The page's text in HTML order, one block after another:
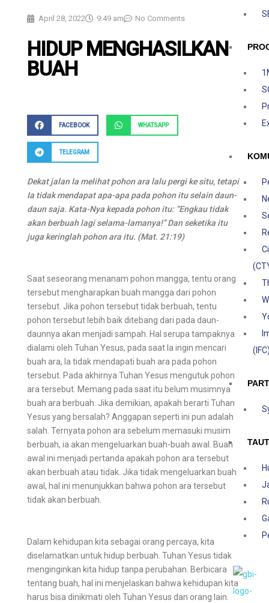
April 28, 2022 9:49 am No Comments
HIDUP MENGHASILKAN
BUAH
FACEBOOK WHATSAPP
TELEGRAM
Dekat jalan Ia melihat pohon ara lalu pergi ke situ, tetapi
Ia tidak mendapat apa-apa pada pohon itu selain daun-
daun saja. Kata-Nya kepada pohon itu: “Engkau tidak
akan berbuah lagi selama-lamanya!” Dan seketika itu
juga keringlah pohon ara itu. (Mat. 21:19)
Saat seseorang menanam pohon mangga, tentu orang
tersebut mengharapkan buah mangga dari pohon
tersebut. Jika pohon tersebut tidak berbuah, tentu
pohon tersebut lebih baik ditebang dari pada daun-
daunnya akan menjadi sampah. Hal serupa tampaknya
dialami oleh Tuhan Yesus, pada saat Ia ingin mencari
buah ara, Ia tidak mendapati buah ara pada pohon
tersebut. Pada akhirnya Tuhan Yesus mengutuk pohon
ara tersebut. Memang pada saat itu belum musimnya
buah ara berbuah. Jika demikian, apakah berarti Tuhan
Yesus yang bersalah? Anggapan seperti ini pun adalah
salah. Ternyata pohon ara sebelum memasuki musim
berbuah, ia akan mengeluarkan buah-buah awal. Buah
awal ini menjadi pertanda apakah pohon ara tersebut
akan berbuah atau tidak. Jika tidak mengeluarkan buah
awal, hal ini menunjukkan bahwa pohon ara tersebut
tidak akan berbuah.
Dalam kehidupan kita sebagai orang percaya, kita
diselamatkan untuk hidup berbuah. Tuhan Yesus tidak
menginginkan kita hidup tanpa perubahan. Berbicara
tentang buah, hal ini menjelaskan bahwa kehidupan kita
harus bisa dinikmati oleh Tuhan Yesus dan orang lain.